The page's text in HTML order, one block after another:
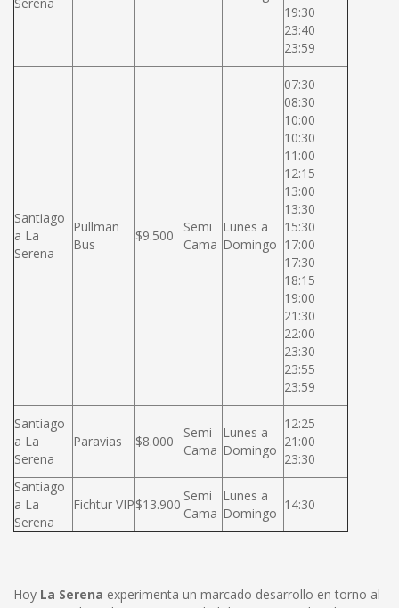
19:30
23:40
23:59
Santiago
a La
Serena
Pullman
Bus
$9.500
Semi
Cama
Lunes a
Domingo
07:30
08:30
10:00
10:30
11:00
12:15
13:00
13:30
15:30
17:00
17:30
18:15
19:00
21:30
22:00
23:30
23:55
23:59
Santiago
a La
Serena
Paravias $8.000
Semi
Cama
Lunes a
Domingo
12:25
21:00
23:30
Santiago
a La
Serena
Fichtur VIP$13.900
Semi
Cama
Lunes a
Domingo
14:30
Hoy La Serena experimenta un marcado desarrollo en torno al